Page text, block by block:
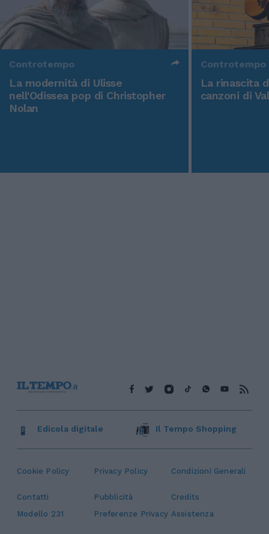
Controtempo
La modernità di Ulisse
nell'Odissea pop di Christopher
Nolan
Controtempo
La rinascita
canzoni di
Cookie Policy Privacy Policy Condizioni Generali
Contatti Pubblicità
Credits
Modello 231
Preferenze Privacy Assistenza
Edicola digitale Il Tempo Shopping